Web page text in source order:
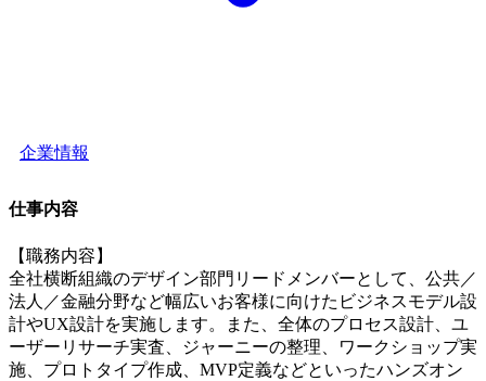
企業情報
仕事内容
【職務内容】
全社横断組織のデザイン部門リードメンバーとして、公共／
法人／金融分野など幅広いお客様に向けたビジネスモデル設
計やUX設計を実施します。また、全体のプロセス設計、ユ
ーザーリサーチ実査、ジャーニーの整理、ワークショップ実
施、プロトタイプ作成、MVP定義などといったハンズオン